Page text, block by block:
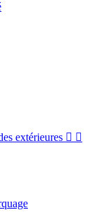
extérieures  